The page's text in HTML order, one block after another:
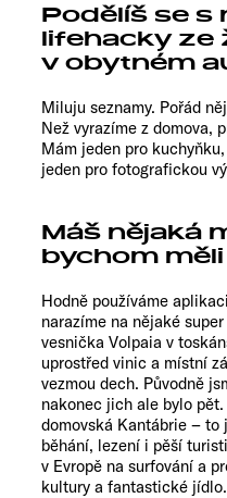
Podělíš se s
lifehacky ze
v obytném
Miluju seznamy. Pořád
Než vyrazíme z domova,
Mám jeden pro
jeden pro fotografickou
Máš nějaká
bychom
Hodně používáme
narazíme na nějaké
vesnička Volpaia v
uprostřed vinic a místní
vezmou dech. Původně
nakonec jich ale bylo
domovská Kantábrie – to
běhání, lezení i pěší
v Evropě na surfování a
kultury a fantastické